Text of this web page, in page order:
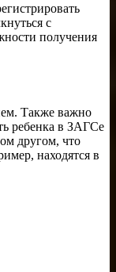
с
получения
Также важно
ребенка в ЗАГСе
другом, что
находятся в